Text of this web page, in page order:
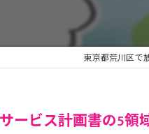
東京都荒川区で
ービス計画書の5領